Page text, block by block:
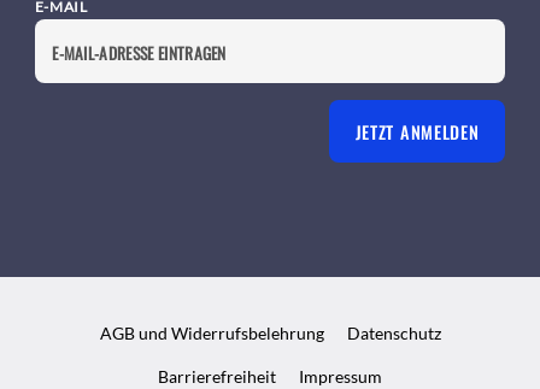
E-MAIL
JETZT ANMELDEN
AGB und Widerrufsbelehrung Datenschutz
Barrierefreiheit Impressum